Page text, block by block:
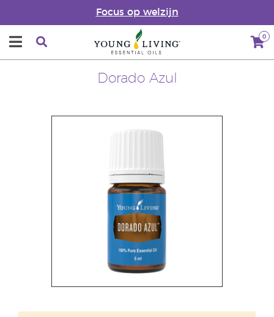
Focus op welzijn
0
Dorado Azul